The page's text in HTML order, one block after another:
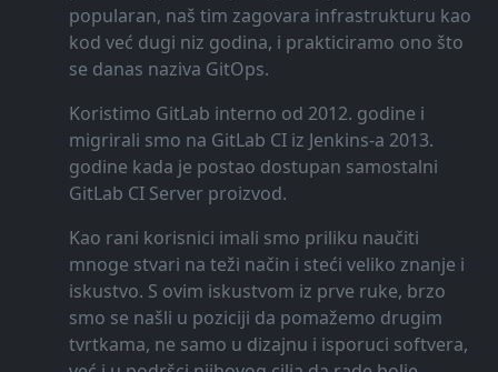
popularan, naš tim zagovara infrastrukturu kao
kod već dugi niz godina, i prakticiramo ono što
se danas naziva GitOps.
Koristimo GitLab interno od 2012. godine i
migrirali smo na GitLab CI iz Jenkins-a 2013.
godine kada je postao dostupan samostalni
GitLab CI Server proizvod.
Kao rani korisnici imali smo priliku naučiti
mnoge stvari na teži način i steći veliko znanje i
iskustvo. S ovim iskustvom iz prve ruke, brzo
smo se našli u poziciji da pomažemo drugim
tvrtkama, ne samo u dizajnu i isporuci softvera,